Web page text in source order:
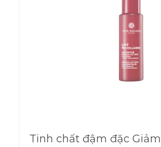
Tinh chất đậm đặc